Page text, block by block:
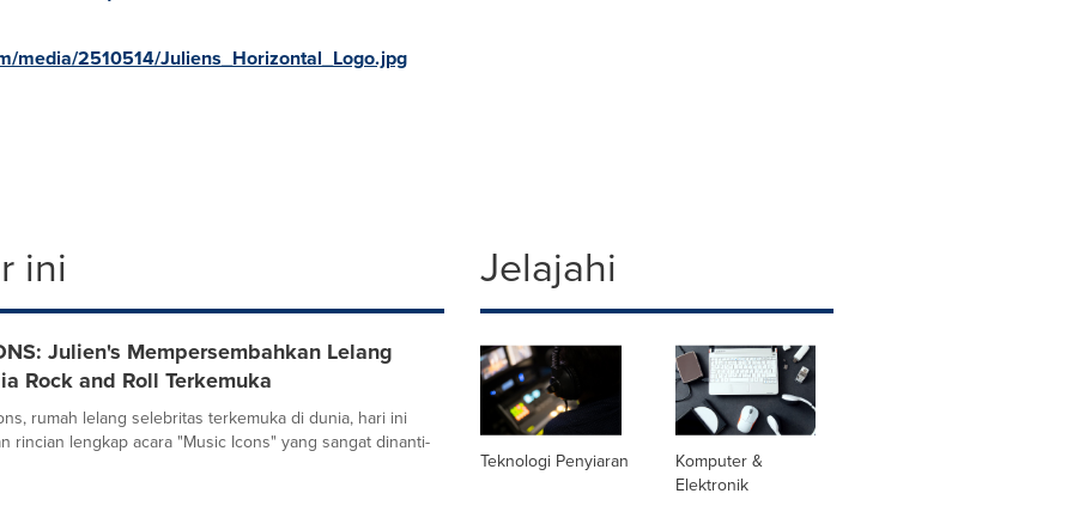
media/2510514/Juliens_Horizontal_Logo.jpg
ini
Julien's Mempersembahkan Lelang
Rock and Roll Terkemuka
rumah lelang selebritas terkemuka di dunia, hari ini
rincian lengkap acara "Music Icons" yang sangat dinanti-
Jelajahi
Teknologi Penyiaran
Komputer &
Elektronik